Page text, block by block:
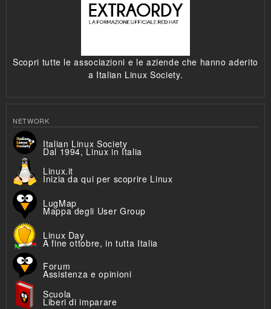
Scopri tutte le associazioni e le aziende che hanno aderito
a Italian Linux Society.
NETWORK
Italian Linux Society
Dal 1994, Linux in Italia
Linux.it
Inizia da qui per scoprire Linux
LugMap
Mappa degli User Group
Linux Day
A fine ottobre, in tutta Italia
Forum
Assistenza e opinioni
Scuola
Liberi di imparare